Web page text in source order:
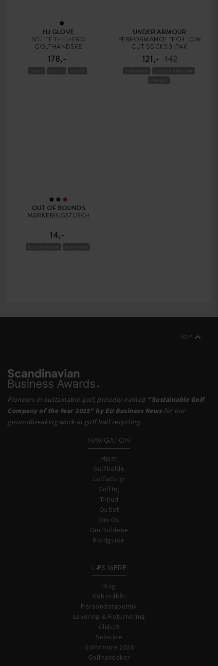
HJ GLOVE
SOLITE THE HERO
GOLFHANDSKE
178,-
UNDER ARMOUR
PERFORMANCE TECH LOW
CUT SOCKS 3-PAK
121,- 142
OUT OF BOUNDS
MARKERINGSTUSCH
14,-
Pioneers in sustainable golf, proudly named "Sustainable Golf
Company of the Year 2025" by EU Business Newsfor our
groundbreaking work in golf ball recycling.
TOP
NAVIGATION
Hjem
Golfbolde
Golfudstyr
Golftøj
Tilbud
Outlet
Om Os
Om Boldene
Boldguide
LÆS MERE
Blog
Købsvilkår
Persondatapolitik
Levering & Returnering
Club19
Søbolde
Golfamore 2026
Golfhandsker